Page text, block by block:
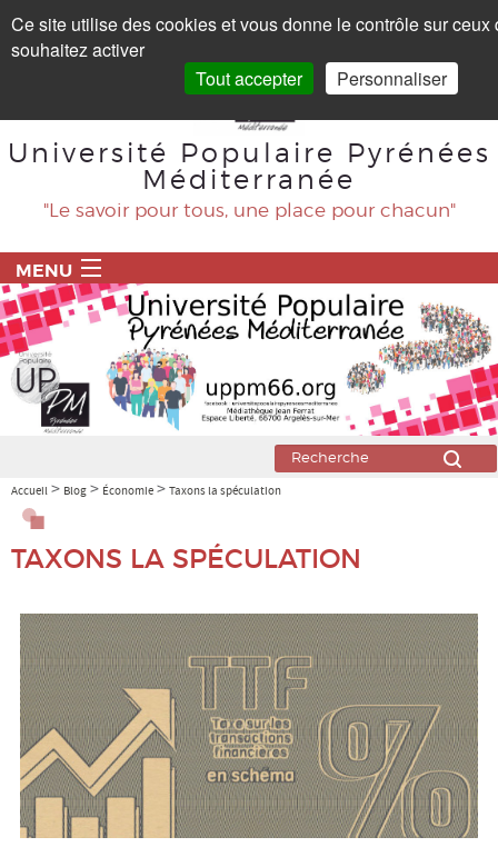
Université Populaire Pyrénées
Méditerranée
"Le savoir pour tous, une place pour chacun"
MENU
ACCUEIL
PROGRAMME
BLOG
Alimentation
Conscience
Culture, médias
Démocratie, gouvernances
Droits Humains, solidarité
Accueil > Blog > Économie > Taxons la spéculation
TAXONS LA SPÉCULATION
Ce site utilise des cookies et vous donne le contrôle sur ceux
souhaitez activer
Tout accepter
Personnaliser